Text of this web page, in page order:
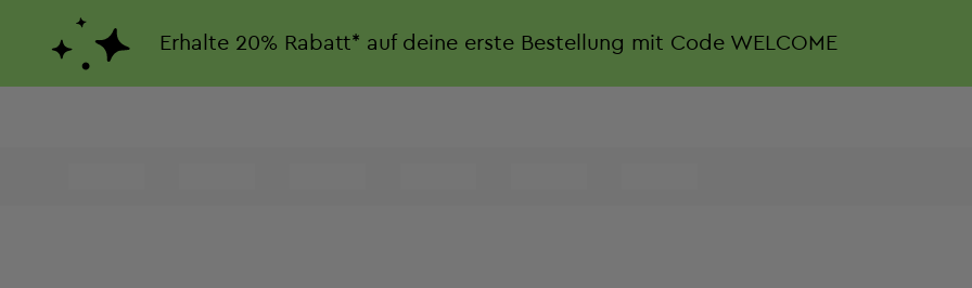
Erhalte 20% Rabatt* auf deine erste Bestellung mit Code WELCOME